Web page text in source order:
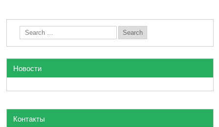
Новости
Контакты